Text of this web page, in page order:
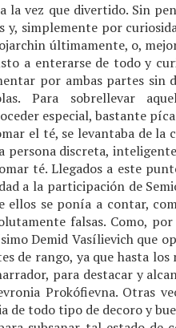
la vez que divertido. Sin
simplemente por
últimamente, o,
a enterarse de todo y
por ambas partes sin
Para sobrellevar
especial, bastante
el té, se levantaba de la
persona discreta,
té. Llegados a este
a la participación de
ellos se ponía a contar,
falsas. Como,
Demid Vasílievich que
de rango, ya que hasta los
para destacar y
Prokófievna. Otras
de todo tipo de decoro y